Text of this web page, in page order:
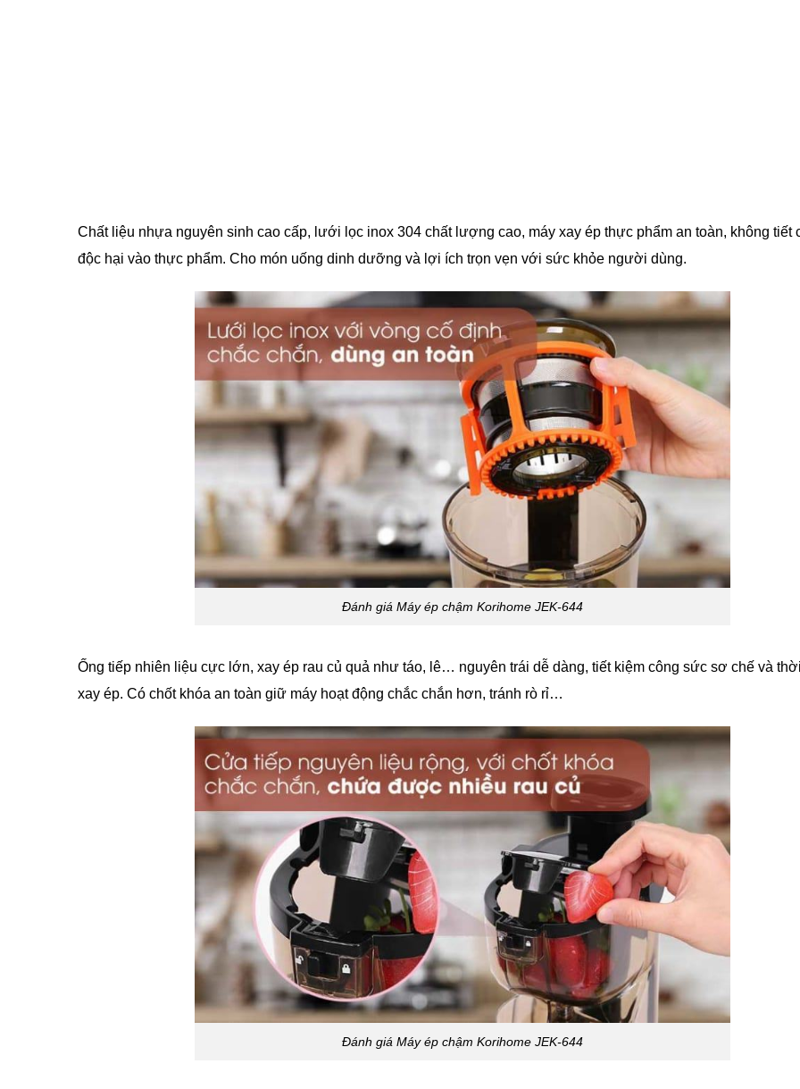
Chất liệu nhựa nguyên sinh cao cấp, lưới lọc inox 304 chất lượng cao, máy xay ép thực phẩm an toàn, không tiết
độc hại vào thực phẩm. Cho món uống dinh dưỡng và lợi ích trọn vẹn với sức khỏe người dùng.
Đánh giá Máy ép chậm Korihome JEK-644
Ống tiếp nhiên liệu cực lớn, xay ép rau củ quả như táo, lê… nguyên trái dễ dàng, tiết kiệm công sức sơ chế và
xay ép. Có chốt khóa an toàn giữ máy hoạt động chắc chắn hơn, tránh rò rỉ…
Đánh giá Máy ép chậm Korihome JEK-644